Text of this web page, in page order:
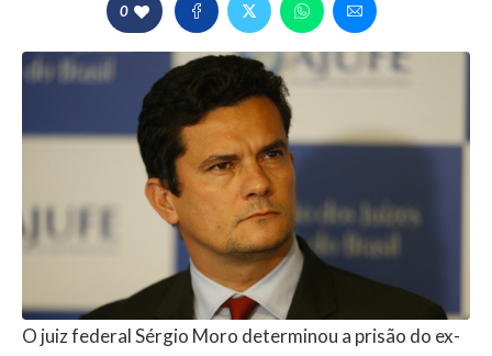
0
O juiz federal Sérgio Moro determinou a prisão do ex-